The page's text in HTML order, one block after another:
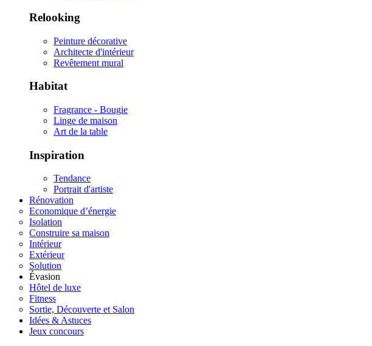
Relooking
Peinture décorative
Architecte d'intérieur
Revêtement mural
Habitat
Fragrance - Bougie
Linge de maison
Art de la table
Inspiration
Tendance
Portrait d'artiste
Rénovation
Economique d’énergie
Isolation
Construire sa maison
Intérieur
Extérieur
Solution
Évasion
Hôtel de luxe
Fitness
Sortie, Découverte et Salon
Idées & Astuces
Jeux concours